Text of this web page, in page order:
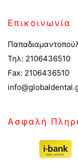
Επικοινωνία
Τηλ: 2106436510
Fax: 2106436510
Ασφαλή